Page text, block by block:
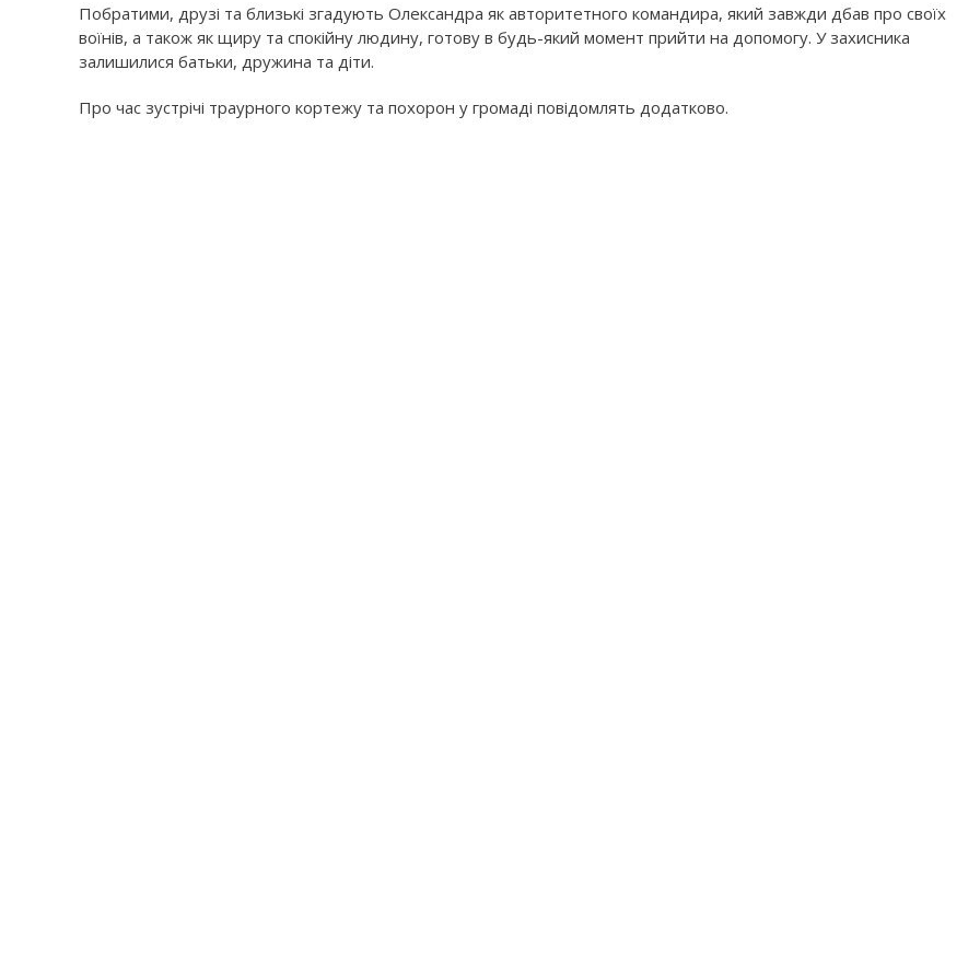
Побратими, друзі та близькі згадують Олександра як авторитетного командира, який завжди дбав про своїх
воїнів, а також як щиру та спокійну людину, готову в будь-який момент прийти на допомогу. У захисника
залишилися батьки, дружина та діти.
Про час зустрічі траурного кортежу та похорон у громаді повідомлять додатково.